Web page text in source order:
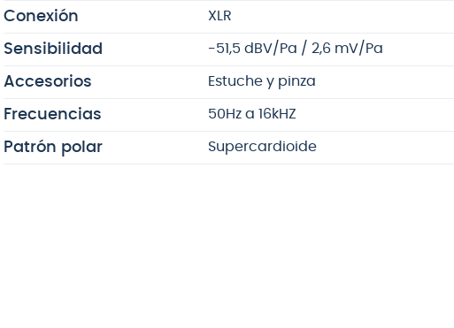
Conexión XLR
Sensibilidad -51,5 dBV/Pa / 2,6 mV/Pa
Accesorios Estuche y pinza
Frecuencias 50Hz a 16kHZ
Patrón polar Supercardioide